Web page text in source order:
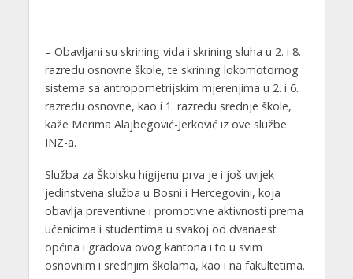
– Obavljani su skrining vida i skrining sluha u 2. i 8.
razredu osnovne škole, te skrining lokomotornog
sistema sa antropometrijskim mjerenjima u 2. i 6.
razredu osnovne, kao i 1. razredu srednje škole,
kaže Merima Alajbegović-Jerković iz ove službe
INZ-a.
Služba za Školsku higijenu prva je i još uvijek
jedinstvena služba u Bosni i Hercegovini, koja
obavlja preventivne i promotivne aktivnosti prema
učenicima i studentima u svakoj od dvanaest
općina i gradova ovog kantona i to u svim
osnovnim i srednjim školama, kao i na fakultetima.